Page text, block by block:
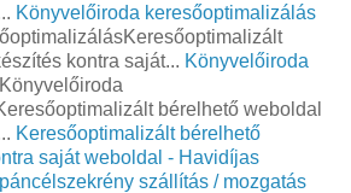
Könyvelőiroda keresőoptimalizálás
kontra saját... Könyvelőiroda
Könyvelőiroda
bérelhető weboldal
Keresőoptimalizált bérelhető
saját weboldal - Havidíjas
szállítás / mozgatás